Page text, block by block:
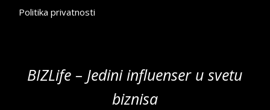
Politika privatnosti
BIZLife – Jedini influenser u svetu
biznisa